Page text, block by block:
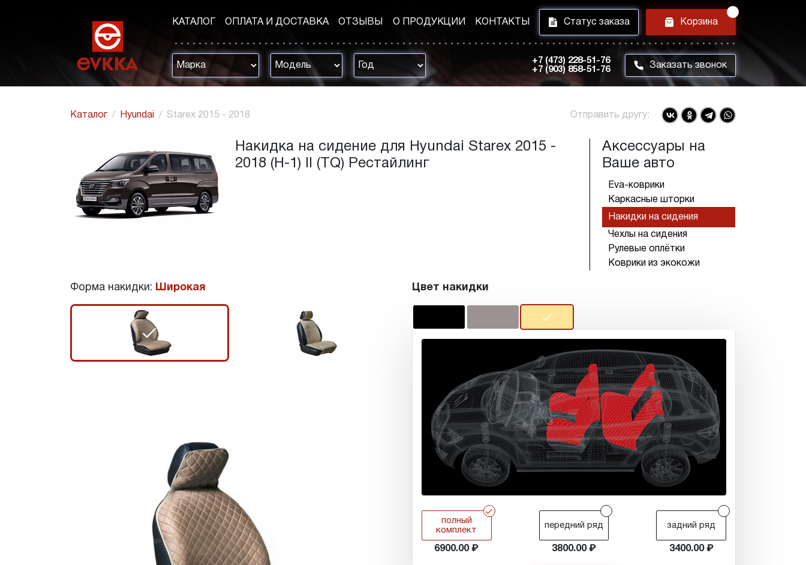
КАТАЛОГ ОПЛАТА И ДОСТАВКА ОТЗЫВЫ О ПРОДУКЦИИ КОНТАКТЫ i Статус заказа h Корзина
+7 (473) 228-51-76
+7 (903) 858-51-76
m Заказать звонок
Каталог Hyundai Starex 2015 - 2018 Отправить другу:
Накидка на сидение для Hyundai Starex 2015 -
2018 (H-1) II (TQ) Рестайлинг
Аксессуары на
Ваше авто
Eva-коврики
Каркасные шторки
Накидки на сидения
Чехлы на сидения
Рулевые оплётки
Коврики из экокожи
Форма накидки: Широкая
r
Цвет накидки
r
полный
комплект
6900.00
передний ряд
3800.00
задний ряд
3400.00